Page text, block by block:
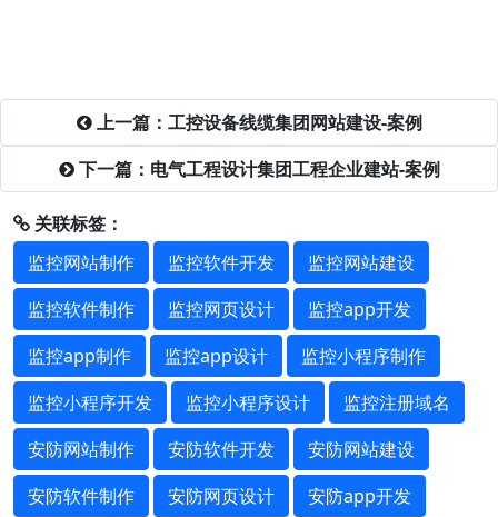
上一篇：工控设备线缆集团网站建设-案例
下一篇：电气工程设计集团工程企业建站-案例
关联标签：
监控网站制作
监控软件开发
监控网站建设
监控软件制作
监控网页设计
监控app开发
监控app制作
监控app设计
监控小程序制作
监控小程序开发
监控小程序设计
监控注册域名
安防网站制作
安防软件开发
安防网站建设
安防软件制作
安防网页设计
安防app开发